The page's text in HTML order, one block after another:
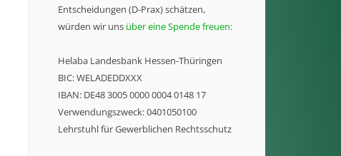
Entscheidungen (D-Prax) schätzen,
würden wir uns über eine Spende freuen:
Helaba Landesbank Hessen-Thüringen
BIC: WELADEDDXXX
IBAN: DE48 3005 0000 0004 0148 17
Verwendungszweck: 0401050100
Lehrstuhl für Gewerblichen Rechtsschutz